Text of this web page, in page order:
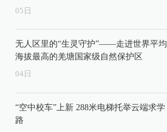
05 日
无人区里的“生灵守护”——走进世界平均
海拔最高的羌塘国家级自然保护区
04 日
“空中校车”上新 288米电梯托举云端求学
路